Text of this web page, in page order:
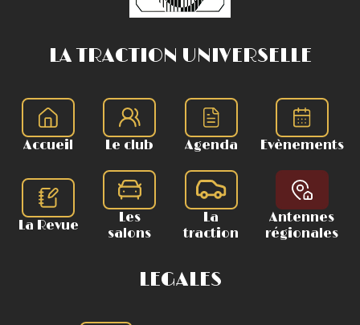
LA TRACTION UNIVERSELLE
Accueil Le club Agenda Evènements
La Revue
Les
salons
La
traction
Antennes
régionales
LEGALES